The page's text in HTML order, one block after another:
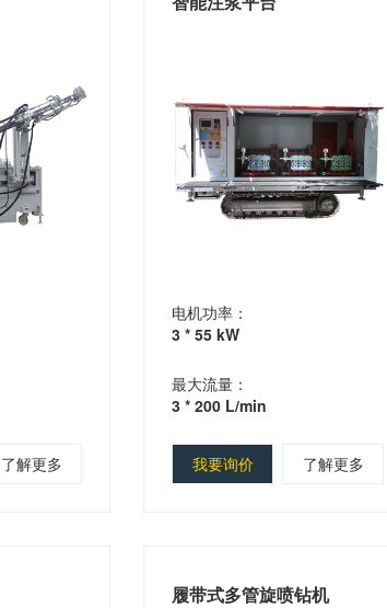
了解更多
电机功率：
3 * 55 kW
最大流量：
3 * 200 L/min
我要询价 了解更多
履带式多管旋喷钻机